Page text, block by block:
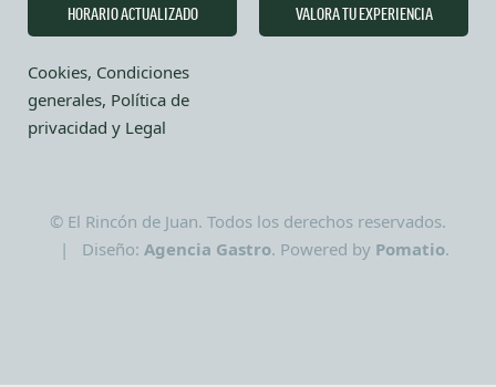
HORARIO ACTUALIZADO
Cookies, Condiciones
generales, Política de
privacidad y Legal
VALORA TU EXPERIENCIA
© El Rincón de Juan. Todos los derechos reservados.
| Diseño: Agencia Gastro. Powered by Pomatio.